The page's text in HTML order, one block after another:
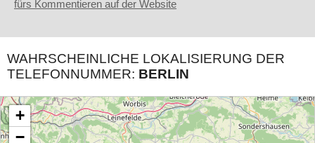
fürs Kommentieren auf der Website
WAHRSCHEINLICHE LOKALISIERUNG DER
TELEFONNUMMER: BERLIN